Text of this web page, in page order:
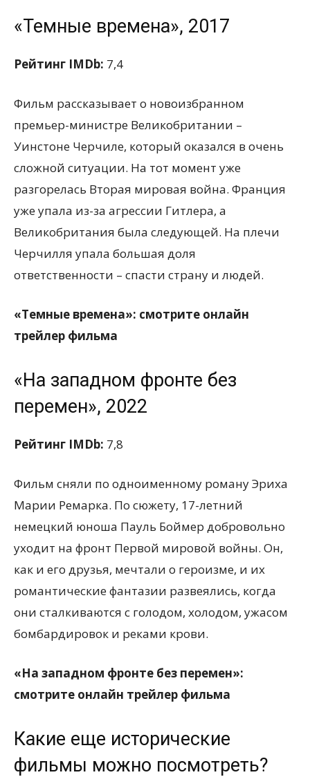
«Темные времена», 2017
Рейтинг IMDb: 7,4
Фильм рассказывает о новоизбранном
премьер-министре Великобритании –
Уинстоне Черчиле, который оказался в очень
сложной ситуации. На тот момент уже
разгорелась Вторая мировая война. Франция
уже упала из-за агрессии Гитлера, а
Великобритания была следующей. На плечи
Черчилля упала большая доля
ответственности – спасти страну и людей.
«Темные времена»: смотрите онлайн
трейлер фильма
«На западном фронте без
перемен», 2022
Рейтинг IMDb: 7,8
Фильм сняли по одноименному роману Эриха
Марии Ремарка. По сюжету, 17-летний
немецкий юноша Пауль Боймер добровольно
уходит на фронт Первой мировой войны. Он,
как и его друзья, мечтали о героизме, и их
романтические фантазии развеялись, когда
они сталкиваются с голодом, холодом, ужасом
бомбардировок и реками крови.
«На западном фронте без перемен»:
смотрите онлайн трейлер фильма
Какие еще исторические
фильмы можно посмотреть?